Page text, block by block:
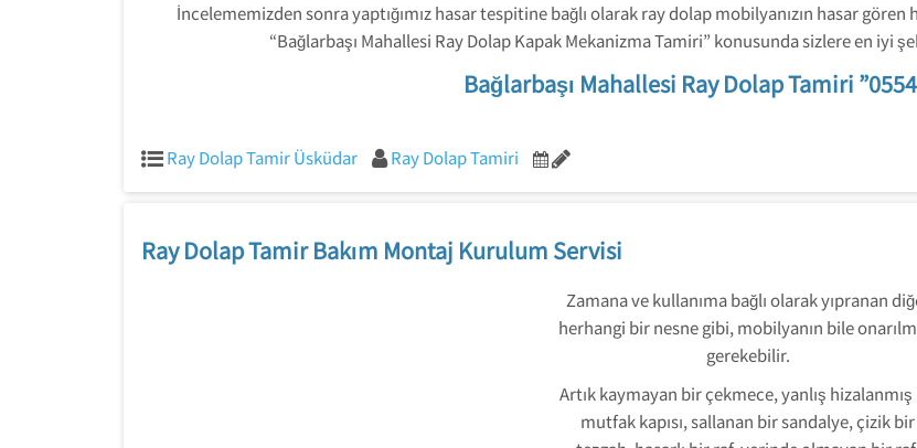
İncelememizden sonra yaptığımız hasar tespitine bağlı olarak ray dolap mobilyanızın hasar
“Bağlarbaşı Mahallesi Ray Dolap Kapak Mekanizma Tamiri” konusunda sizlere en iyi
Bağlarbaşı Mahallesi Ray Dolap Tamiri
Ray Dolap Tamir Üsküdar Ray Dolap Tamiri
Ray Dolap Tamir Bakım Montaj Kurulum Servisi
Zamana ve kullanıma bağlı olarak yıpranan
herhangi bir nesne gibi, mobilyanın bile
gerekebilir.
Artık kaymayan bir çekmece, yanlış
mutfak kapısı, sallanan bir sandalye, çizik bir